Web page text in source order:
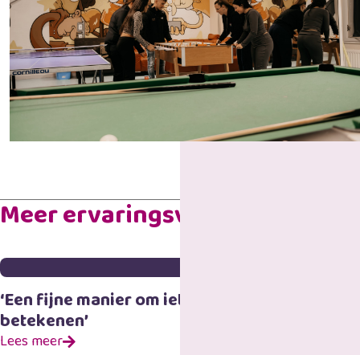
Meer ervaringsverhalen
‘Een fijne manier om iets te kunnen
betekenen’
Lees meer